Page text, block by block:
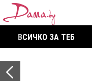
ВСИЧКО ЗА ТЕБ